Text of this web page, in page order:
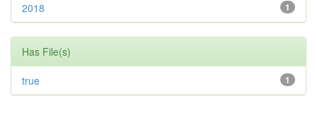
1
2018
Has File(s)
1
true